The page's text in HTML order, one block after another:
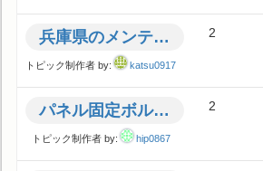
兵庫県のメンテナンス会社について
トピック制作者 by: katsu0917
2
パネル固定ボルトの点検
トピック制作者 by: hip0867
2